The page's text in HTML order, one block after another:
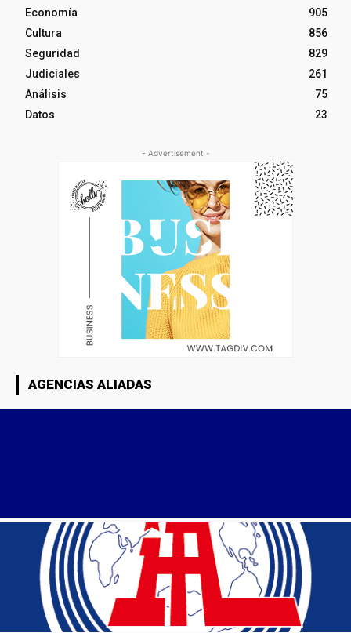
Economía
905
Cultura
856
Seguridad
829
Judiciales
261
Análisis
75
Datos
23
- Advertisement -
AGENCIAS ALIADAS